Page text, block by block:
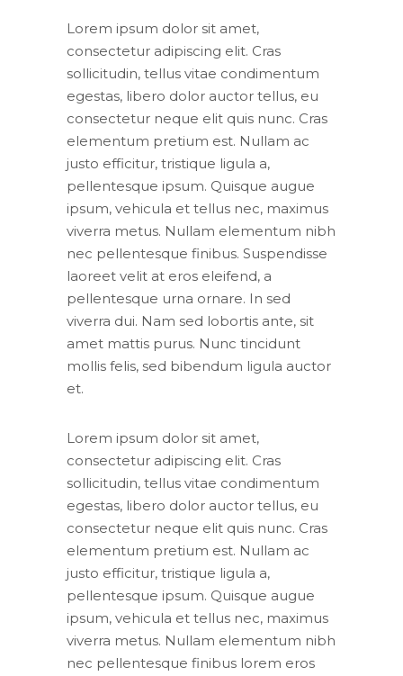
Lorem ipsum dolor sit amet,
consectetur adipiscing elit. Cras
sollicitudin, tellus vitae condimentum
egestas, libero dolor auctor tellus, eu
consectetur neque elit quis nunc. Cras
elementum pretium est. Nullam ac
justo efficitur, tristique ligula a,
pellentesque ipsum. Quisque augue
ipsum, vehicula et tellus nec, maximus
viverra metus. Nullam elementum nibh
nec pellentesque finibus. Suspendisse
laoreet velit at eros eleifend, a
pellentesque urna ornare. In sed
viverra dui. Nam sed lobortis ante, sit
amet mattis purus. Nunc tincidunt
mollis felis, sed bibendum ligula auctor
et.
Lorem ipsum dolor sit amet,
consectetur adipiscing elit. Cras
sollicitudin, tellus vitae condimentum
egestas, libero dolor auctor tellus, eu
consectetur neque elit quis nunc. Cras
elementum pretium est. Nullam ac
justo efficitur, tristique ligula a,
pellentesque ipsum. Quisque augue
ipsum, vehicula et tellus nec, maximus
viverra metus. Nullam elementum nibh
nec pellentesque finibus lorem eros